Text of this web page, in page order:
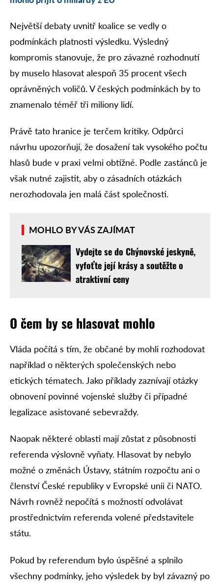
Největší debaty uvnitř koalice se vedly o
podmínkách platnosti výsledku. Výsledný
kompromis stanovuje, že pro závazné rozhodnutí
by muselo hlasovat alespoň 35 procent všech
oprávněných voličů. V českých podmínkách by to
znamenalo téměř tři miliony lidí.
Právě tato hranice je terčem kritiky. Odpůrci
návrhu upozorňují, že dosažení tak vysokého počtu
hlasů bude v praxi velmi obtížné. Podle zastánců je
však nutné zajistit, aby o zásadních otázkách
nerozhodovala jen malá část společnosti.
MOHLO BY VÁS ZAJÍMAT
Vydejte se do Chýnovské jeskyně,
vyfoťte její krásy a soutěžte o
atraktivní ceny
O čem by se hlasovat mohlo
Vláda počítá s tím, že občané by mohli rozhodovat
například o některých společenských nebo
etických tématech. Jako příklady zaznívají otázky
obnovení povinné vojenské služby či případné
legalizace asistované sebevraždy.
Naopak některé oblasti mají zůstat z působnosti
referenda výslovně vyňaty. Hlasovat by nebylo
možné o změnách Ústavy, státním rozpočtu ani o
členství České republiky v Evropské unii či NATO.
Návrh rovněž nepočítá s možností odvolávat
prostřednictvím referenda volené představitele
státu.
Pokud by referendum bylo úspěšné a splnilo
všechny podmínky, jeho výsledek by byl závazný po